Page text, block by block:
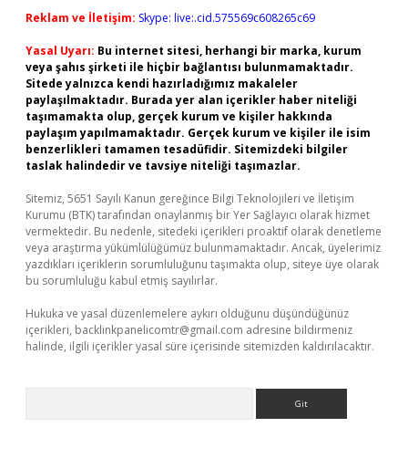
Reklam ve İletişim: Skype: live:.cid.575569c608265c69
Yasal Uyarı: Bu internet sitesi, herhangi bir marka, kurum
veya şahıs şirketi ile hiçbir bağlantısı bulunmamaktadır.
Sitede yalnızca kendi hazırladığımız makaleler
paylaşılmaktadır. Burada yer alan içerikler haber niteliği
taşımamakta olup, gerçek kurum ve kişiler hakkında
paylaşım yapılmamaktadır. Gerçek kurum ve kişiler ile isim
benzerlikleri tamamen tesadüfidir. Sitemizdeki bilgiler
taslak halindedir ve tavsiye niteliği taşımazlar.
Sitemiz, 5651 Sayılı Kanun gereğince Bilgi Teknolojileri ve İletişim
Kurumu (BTK) tarafından onaylanmış bir Yer Sağlayıcı olarak hizmet
vermektedir. Bu nedenle, sitedeki içerikleri proaktif olarak denetleme
veya araştırma yükümlülüğümüz bulunmamaktadır. Ancak, üyelerimiz
yazdıkları içeriklerin sorumluluğunu taşımakta olup, siteye üye olarak
bu sorumluluğu kabul etmiş sayılırlar.
Hukuka ve yasal düzenlemelere aykırı olduğunu düşündüğünüz
içerikleri, backlinkpanelicomtr@gmail.com adresine bildirmeniz
halinde, ilgili içerikler yasal süre içerisinde sitemizden kaldırılacaktır.